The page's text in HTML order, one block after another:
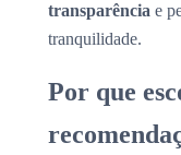
transparência e
tranquilidade.
Por que